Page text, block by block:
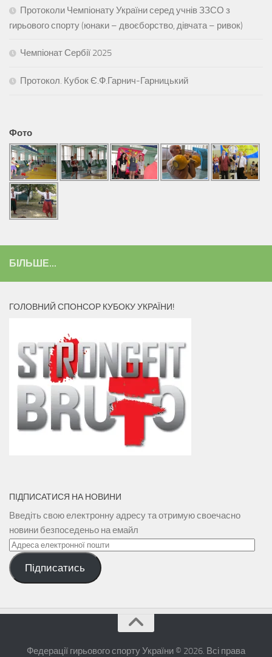
Протоколи Чемпіонату України серед учнів ЗЗСО з
гирьового спорту (юнаки – двоєборство, дівчата – ривок)
Чемпіонат Сербії 2025
Протокол. Кубок Є.Ф.Гарнич-Гарницький
Фото
БІЛЬШЕ...
ГОЛОВНИЙ СПОНСОР КУБОКУ УКРАЇНИ!
ПІДПИСАТИСЯ НА НОВИНИ
Введіть свою електронну адресу та отримую своечасно
новини безпоседеньо на емайл
Адреса
електронної
поштиПідписатись
Федерації гирьового спорту України © 2026. Всі права